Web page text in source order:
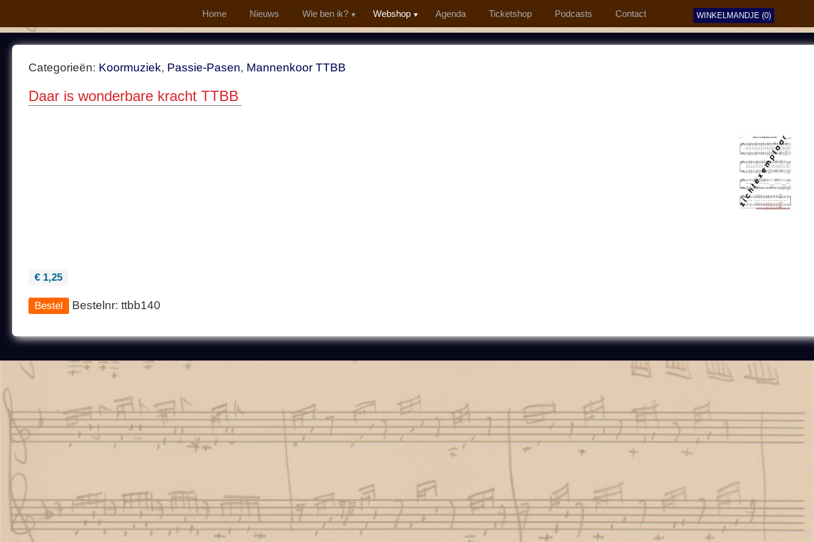
Home Nieuws Wie ben ik? Webshop Agenda Ticketshop Podcasts Contact WINKELMANDJE (0)
Categorieën: Koormuziek, Passie-Pasen, Mannenkoor TTBB
Daar is wonderbare kracht TTBB
€ 1,25
Bestelnr: ttbb140